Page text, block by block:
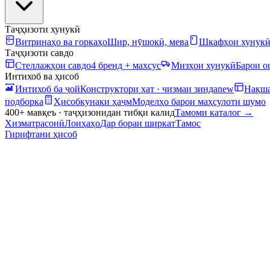
Таҷҳизоти хунукӣ
Витринаҳо ва горкаҳоШир, нӯшокӣ, мева Шкафҳои хунукӣ
Таҷҳизоти савдо
Стеллажҳои савдо4 бренд + махсус Мизҳои хунукӣБарои
Интихоб ва ҳисоб
Интихоб ба ҷойКонструктори хат · чизмаи зиндаnew
подборка
Ҳисобкунаки ҳаҷмМоделҳо барои маҳсулоти шумо
400+ мавқеъ · таҷҳизонидан тибқи калидТамоми каталог →
ХизматрасонӣЛоиҳаҳоДар бораи ширкатТамос
Гирифтани ҳисоб